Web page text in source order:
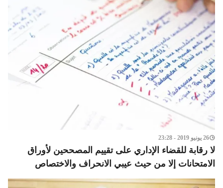
26 يونيو 2019 - 23:28
لا رقابة للقضاء الإداري على تقييم المصححين لأوراق
الامتحانات إلا من حيث عيبي الانحراف والاختصاص